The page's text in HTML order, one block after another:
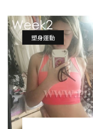
塑身運動